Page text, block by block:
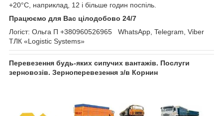
+20°С, наприклад, 12 і більше годин поспіль.
Працюємо для Вас цілодобово 24/7
Логіст: Ольга П +380960526965 WhatsApp, Telegram, Viber
ТЛК «Logistic Systems»
Перевезення будь-яких сипучих вантажів. Послуги
зерновозів. Зерноперевезення з/в Корнин